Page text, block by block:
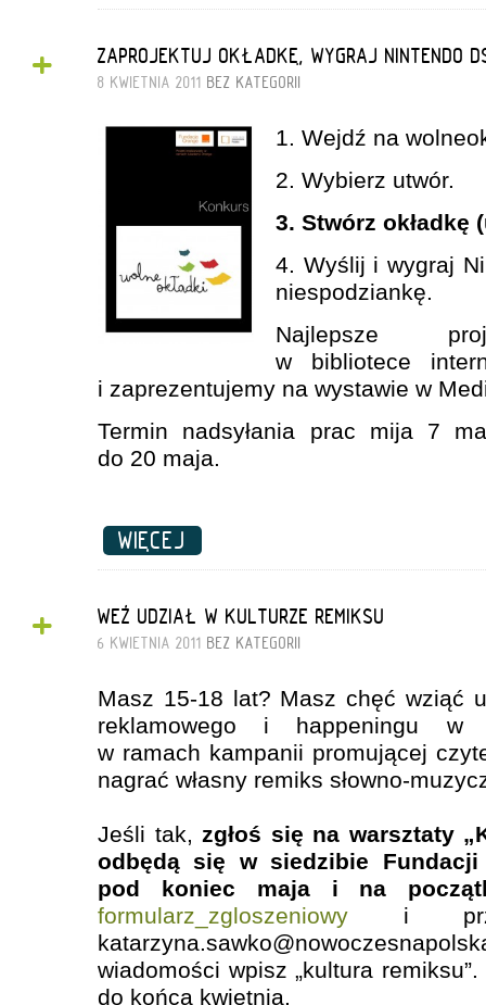
+ ZAPROJEKTUJ OKŁADKĘ, WYGRAJ NINTENDO
8 KWIETNIA 2011 BEZ KATEGORII
1. Wejdź na
2. Wybierz utwór.
3. Stwórz okładkę
4. Wyślij i wygraj
niespodziankę.
Najlepsze
w bibliotece
i zaprezentujemy na wystawie w
Termin nadsyłania prac mija 7
do 20 maja.
WIĘCEJ
+ WEŹ UDZIAŁ W KULTURZE REMIKSU
6 KWIETNIA 2011 BEZ KATEGORII
Masz 15-18 lat? Masz chęć wziąć
reklamowego i happeningu w
w ramach kampanii promującej
nagrać własny remiks słowno-
Jeśli tak, zgłoś się na warsztaty
odbędą się w siedzibie
pod koniec maja i na
formularz_zgloszeniowy i
wiadomości wpisz „kultura
do końca kwietnia.